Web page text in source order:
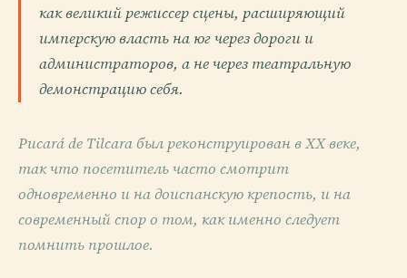
как великий режиссер сцены, расширяющий
имперскую власть на юг через дороги и
администраторов, а не через театральную
демонстрацию себя.
Pucará de Tilcara был реконструирован в XX веке,
так что посетитель часто смотрит
одновременно и на доиспанскую крепость, и на
современный спор о том, как именно следует
помнить прошлое.